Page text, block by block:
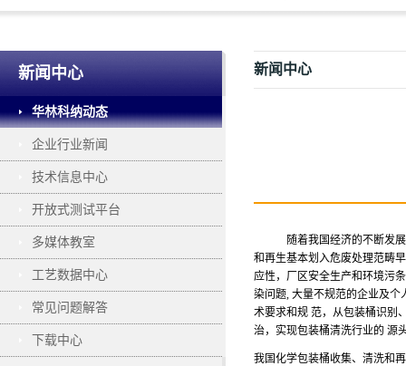
新闻中心
华林科纳动态
企业行业新闻
技术信息中心
开放式测试平台
多媒体教室
工艺数据中心
常见问题解答
下载中心
新闻中心
随着我国经济的不断发
和再生基本划入危废处理范畴
应性，厂区安全生产和环境污
染问题, 大量不规范的企业及个
术要求和规 范，从包装桶识别
治，实现包装桶清洗行业的 源
我国化学包装桶收集、清洗和